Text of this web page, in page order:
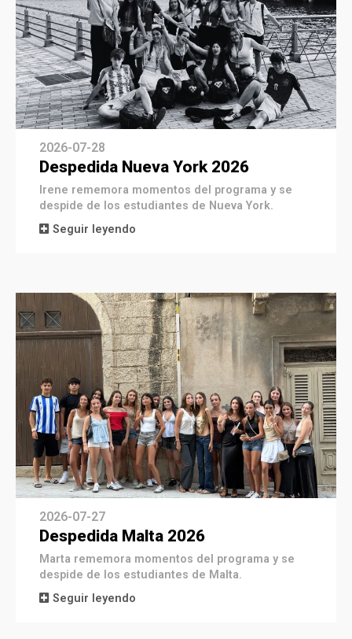
2026-07-28
Despedida Nueva York 2026
Irene rememora momentos del programa y se
despide de los estudiantes de Nueva York.
Seguir leyendo
2026-07-27
Despedida Malta 2026
Marta rememora momentos del programa y se
despide de los estudiantes de Malta.
Seguir leyendo